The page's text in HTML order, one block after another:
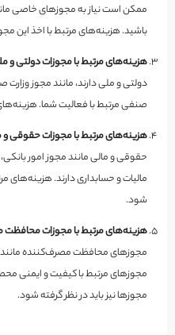
ممکن است نیاز به مجوزهای خاصی
باشید. هزینه‌های مرتبط با اخذ این
هزینه‌های مرتبط با مجوزات دولتی و
دولتی و ملی دارند، مانند مجوز
صنفی مرتبط با فعالیت شما.
هزینه‌های مرتبط با مجوزات حقوقی و
حقوقی و مالی مانند مجوز امور
مالیات و حسابداری دارند. هزینه‌های
شود.
هزینه‌های مرتبط با مجوزات
مجوزهای محافظت مصرف‌کننده مانند
مجوزهای مرتبط با کیفیت و ایمنی
مجوزها نیز باید در نظر گرفته شود.